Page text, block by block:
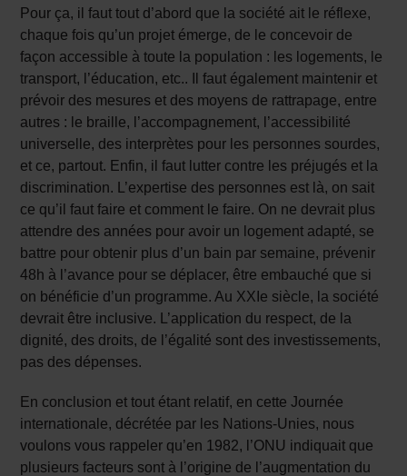
Pour ça, il faut tout d’abord que la société ait le réflexe,
chaque fois qu’un projet émerge, de le concevoir de
façon accessible à toute la population : les logements, le
transport, l’éducation, etc.. Il faut également maintenir et
prévoir des mesures et des moyens de rattrapage, entre
autres : le braille, l’accompagnement, l’accessibilité
universelle, des interprètes pour les personnes sourdes,
et ce, partout. Enfin, il faut lutter contre les préjugés et la
discrimination. L’expertise des personnes est là, on sait
ce qu’il faut faire et comment le faire. On ne devrait plus
attendre des années pour avoir un logement adapté, se
battre pour obtenir plus d’un bain par semaine, prévenir
48h à l’avance pour se déplacer, être embauché que si
on bénéficie d’un programme. Au XXIe siècle, la société
devrait être inclusive. L’application du respect, de la
dignité, des droits, de l’égalité sont des investissements,
pas des dépenses.
En conclusion et tout étant relatif, en cette Journée
internationale, décrétée par les Nations-Unies, nous
voulons vous rappeler qu’en 1982, l’ONU indiquait que
plusieurs facteurs sont à l’origine de l’augmentation du